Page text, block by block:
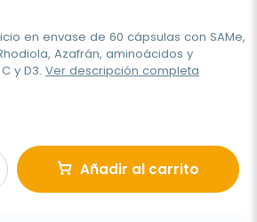
en envase de 60 cápsulas con SAMe,
Azafrán, aminoácidos y
y D3. Ver descripción completa
Añadir al carrito